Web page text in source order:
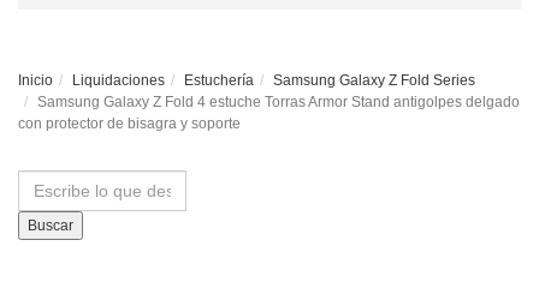
Inicio Liquidaciones Estuchería
Samsung Galaxy Z Fold Series
Samsung Galaxy Z Fold 4 estuche Torras Armor Stand antigolpes delgado
con protector de bisagra y soporte
Buscar